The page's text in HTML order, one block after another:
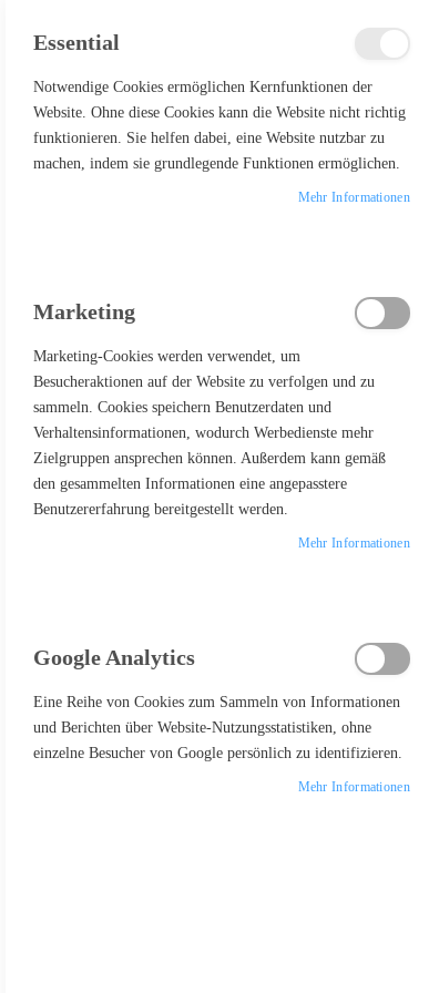
Mit diesem leistungsstarken USB over Multimode Fiber
Essential
Notwendige Cookies ermöglichen Kernfunktionen der
Website. Ohne diese Cookies kann die Website nicht richtig
funktionieren. Sie helfen dabei, eine Website nutzbar zu
machen, indem sie grundlegende Funktionen ermöglichen.
Mehr Informationen
Marketing
Marketing-Cookies werden verwendet, um
Besucheraktionen auf der Website zu verfolgen und zu
sammeln. Cookies speichern Benutzerdaten und
Verhaltensinformationen, wodurch Werbedienste mehr
Zielgruppen ansprechen können. Außerdem kann gemäß
den gesammelten Informationen eine angepasstere
Benutzererfahrung bereitgestellt werden.
Mehr Informationen
Google Analytics
Eine Reihe von Cookies zum Sammeln von Informationen
und Berichten über Website-Nutzungsstatistiken, ohne
einzelne Besucher von Google persönlich zu identifizieren.
Mehr Informationen